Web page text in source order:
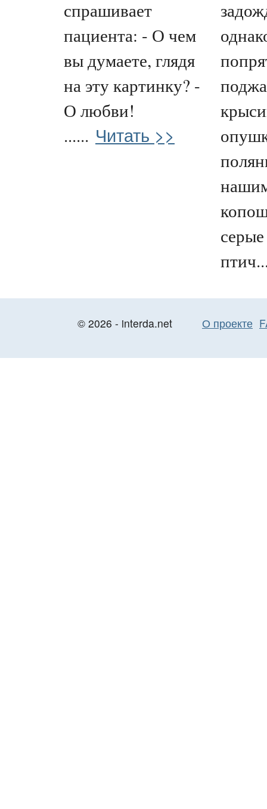
спрашивает
пациента: - О чем
вы думаете, глядя
на эту картинку? -
О любви!
...... Читать >>
серые
© 2026 - interda.net О проекте